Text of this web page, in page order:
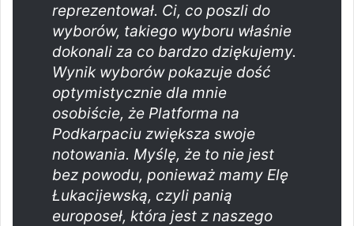
reprezentował. Ci, co poszli do
wyborów, takiego wyboru właśnie
dokonali za co bardzo dziękujemy.
Wynik wyborów pokazuje dość
optymistycznie dla mnie
osobiście, że Platforma na
Podkarpaciu zwiększa swoje
notowania. Myślę, że to nie jest
bez powodu, ponieważ mamy Elę
Łukacijewską, czyli panią
europoseł, która jest z naszego